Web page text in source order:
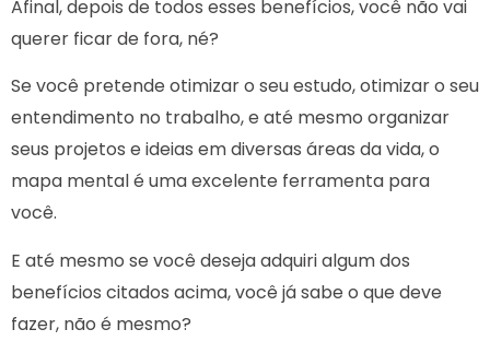
Afinal, depois de todos esses benefícios, você não vai
querer ficar de fora, né?
Se você pretende otimizar o seu estudo, otimizar o seu
entendimento no trabalho, e até mesmo organizar
seus projetos e ideias em diversas áreas da vida, o
mapa mental é uma excelente ferramenta para
você.
E até mesmo se você deseja adquiri algum dos
benefícios citados acima, você já sabe o que deve
fazer, não é mesmo?